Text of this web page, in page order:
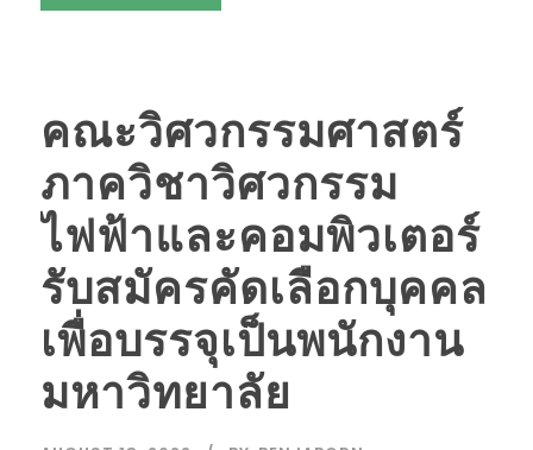
คณะวิศวกรรมศาสตร์
ภาควิชาวิศวกรรม
ไฟฟ้าและคอมพิวเตอร์
รับสมัครคัดเลือกบุคคล
เพื่อบรรจุเป็นพนักงาน
มหาวิทยาลัย